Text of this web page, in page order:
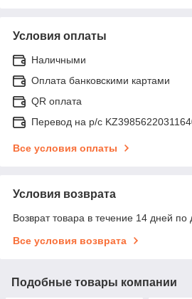
Условия оплаты
Наличными
Оплата банковскими картами
QR оплата
Перевод на р/с
Все условия оплаты
Условия возврата
Возврат товара в течение 14 дней по
Все условия возврата
Подобные товары компании